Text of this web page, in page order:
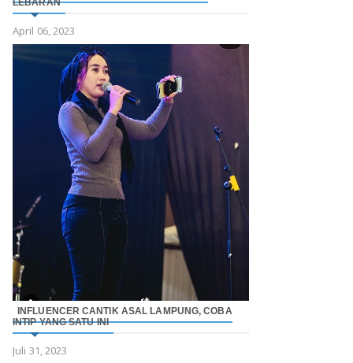
April 06, 2023
INFLUENCER CANTIK ASAL LAMPUNG, COBA
INTIP YANG SATU INI
Juli 31, 2023